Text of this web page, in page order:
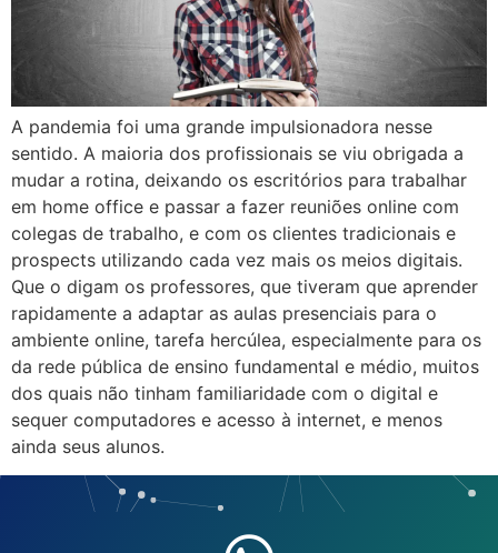
A pandemia foi uma grande impulsionadora nesse
sentido. A maioria dos profissionais se viu obrigada a
mudar a rotina, deixando os escritórios para trabalhar
em home office e passar a fazer reuniões online com
colegas de trabalho, e com os clientes tradicionais e
prospects utilizando cada vez mais os meios digitais.
Que o digam os professores, que tiveram que aprender
rapidamente a adaptar as aulas presenciais para o
ambiente online, tarefa hercúlea, especialmente para os
da rede pública de ensino fundamental e médio, muitos
dos quais não tinham familiaridade com o digital e
sequer computadores e acesso à internet, e menos
ainda seus alunos.